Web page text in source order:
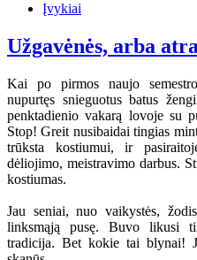
Įvykiai
Užgavėnės, arba
Kai po pirmos naujo
nupurtęs snieguotus batus
penktadienio vakarą lovoje su
Stop! Greit nusibaidai tingias
trūksta kostiumui, ir
dėliojimo, meistravimo darbus.
kostiumas.
Jau seniai, nuo vaikystės, žodis
linksmąją pusę. Buvo likusi
tradicija. Bet kokie tai blynai!